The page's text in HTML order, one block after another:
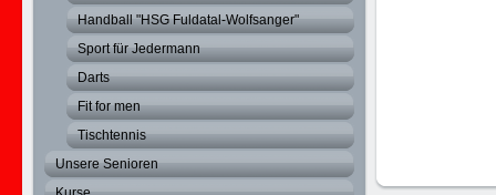
Handball "HSG Fuldatal-Wolfsanger"
Sport für Jedermann
Darts
Fit for men
Tischtennis
Unsere Senioren